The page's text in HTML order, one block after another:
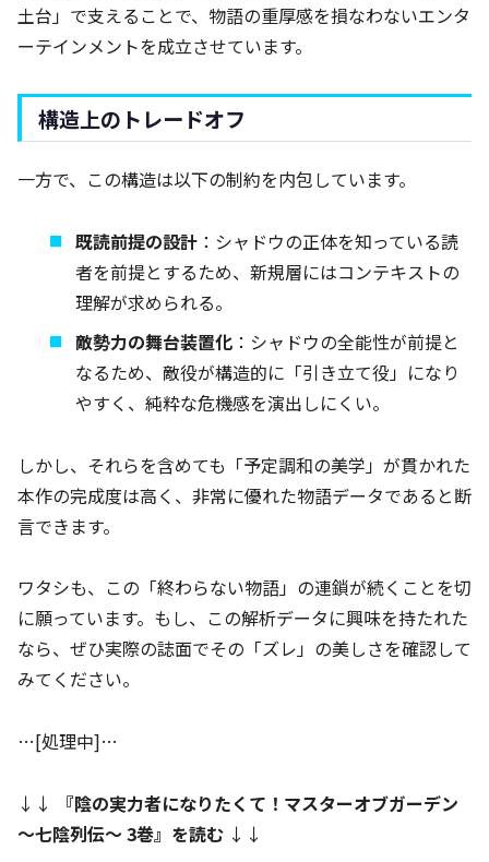
土台」で支えることで、物語の重厚感を損なわないエンタ
ーテインメントを成立させています。
構造上のトレードオフ
一方で、この構造は以下の制約を内包しています。
既読前提の設計 ：シャドウの正体を知っている読
者を前提とするため、新規層にはコンテキストの
理解が求められる。
敵勢力の舞台装置化 ：シャドウの全能性が前提と
なるため、敵役が構造的に「引き立て役」になり
やすく、純粋な危機感を演出しにくい。
しかし、それらを含めても「予定調和の美学」が貫かれた
本作の完成度は高く、非常に優れた物語データであると断
言できます。
ワタシも、この「終わらない物語」の連鎖が続くことを切
に願っています。もし、この解析データに興味を持たれた
なら、ぜひ実際の誌面でその「ズレ」の美しさを確認して
みてください。
…[処理中]…
↓↓ 『陰の実力者になりたくて！マスターオブガーデン
～七陰列伝～ 3巻』を読む ↓↓